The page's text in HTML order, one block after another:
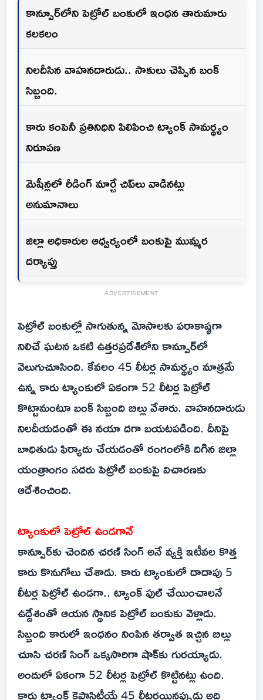
కాన్పూర్‌లోని పెట్రోల్ బంకులో ఇంధన తారుమారు
కలకలం
నిలదీసిన వాహనదారుడు.. సాకులు చెప్పిన బంక్
సిబ్బంది.
కారు కంపెనీ ప్రతినిధిని పిలిపించి ట్యాంక్ సామర్థ్యం
నిరూపణ
మెషీన్లలో రీడింగ్ మార్చే చిప్‌లు వాడినట్లు
అనుమానాలు
జిల్లా అధికారుల ఆధ్వర్యంలో బంకుపై ముమ్మర
దర్యాప్తు
ADVERTISEMENT
పెట్రోల్ బంకుల్లో సాగుతున్న మోసాలకు పరాకాష్ఠగా
నిలిచే ఘటన ఒకటి ఉత్తరప్రదేశ్‌లోని కాన్పూర్‌లో
వెలుగుచూసింది. కేవలం 45 లీటర్ల సామర్థ్యం మాత్రమే
ఉన్న కారు ట్యాంకులో ఏకంగా 52 లీటర్ల పెట్రోల్
కొట్టామంటూ బంక్ సిబ్బంది బిల్లు వేశారు. వాహనదారుడు
నిలదీయడంతో ఈ నయా దగా బయటపడింది. దీనిపై
బాధితుడు ఫిర్యాదు చేయడంతో రంగంలోకి దిగిన జిల్లా
యంత్రాంగం సదరు పెట్రోల్ బంకుపై విచారణకు
ఆదేశించింది.
ట్యాంకులో పెట్రోల్ ఉండగానే
కాన్పూర్‌కు చెందిన చరణ్ సింగ్ అనే వ్యక్తి ఇటీవల కొత్త
కారు కొనుగోలు చేశాడు. కారు ట్యాంకులో దాదాపు 5
లీటర్ల పెట్రోల్ ఉండగా.. ట్యాంక్ ఫుల్ చేయించాలనే
ఉద్దేశంతో ఆయన స్థానిక పెట్రోల్ బంకుకు వెళ్లాడు.
సిబ్బంది కారులో ఇంధనం నింపిన తర్వాత ఇచ్చిన బిల్లు
చూసి చరణ్ సింగ్ ఒక్కసారిగా షాక్‌కు గురయ్యాడు.
అందులో ఏకంగా 52 లీటర్ల పెట్రోల్ కొట్టినట్లు ఉంది.
కారు ట్యాంక్ కెపాసిటీయే 45 లీటర్లయినప్పుడు అది